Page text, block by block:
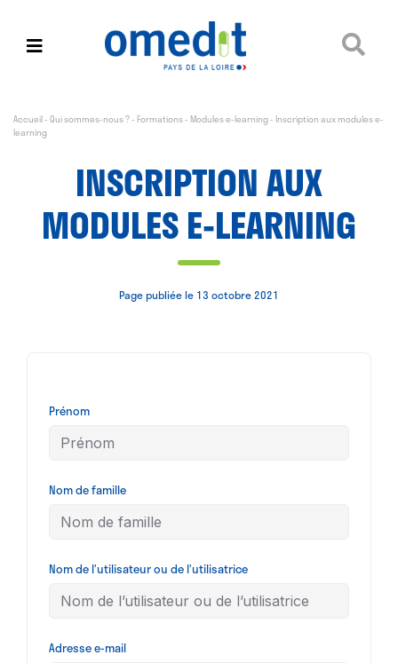
Accueil-Qui sommes-nous ?- Formations- Modules e-learning- Inscription aux modules e-
learning
INSCRIPTION AUX
MODULES E-LEARNING
Page publiée le 13 octobre 2021
Prénom
Nom de famille
Nom de l’utilisateur ou de l’utilisatrice
Adresse e-mail